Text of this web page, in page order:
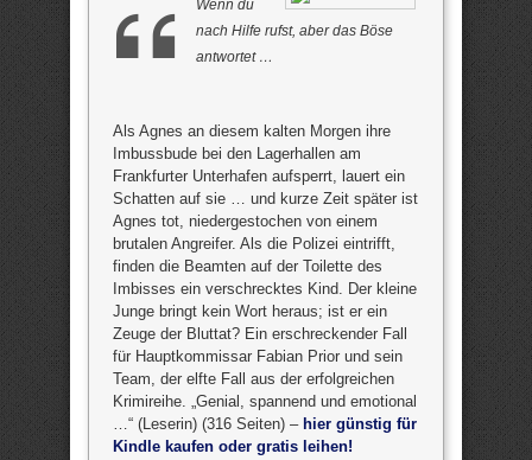
Wenn du
nach Hilfe rufst, aber das Böse
antwortet …
Als Agnes an diesem kalten Morgen ihre
Imbussbude bei den Lagerhallen am
Frankfurter Unterhafen aufsperrt, lauert ein
Schatten auf sie … und kurze Zeit später ist
Agnes tot, niedergestochen von einem
brutalen Angreifer. Als die Polizei eintrifft,
finden die Beamten auf der Toilette des
Imbisses ein verschrecktes Kind. Der kleine
Junge bringt kein Wort heraus; ist er ein
Zeuge der Bluttat? Ein erschreckender Fall
für Hauptkommissar Fabian Prior und sein
Team, der elfte Fall aus der erfolgreichen
Krimireihe. „Genial, spannend und emotional
…“ (Leserin) (316 Seiten) – hier günstig für
Kindle kaufen oder gratis leihen!